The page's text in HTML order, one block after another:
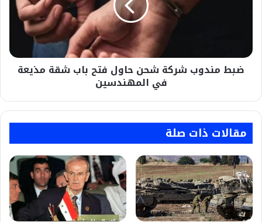
مذيعة
فيضبط مندوب شركة شحن حاول فتح باب شقة مذيعة
في المهندسين
مقالات ذات صلة